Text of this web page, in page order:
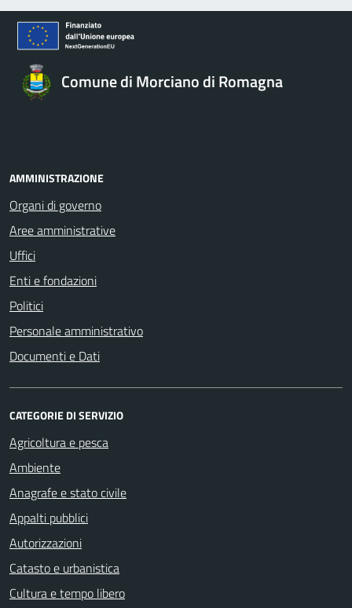
Comune di Morciano di Romagna
AMMINISTRAZIONE
Organi di governo
Aree amministrative
Uffici
Enti e fondazioni
Politici
Personale amministrativo
Documenti e Dati
CATEGORIE DI SERVIZIO
Agricoltura e pesca
Ambiente
Anagrafe e stato civile
Appalti pubblici
Autorizzazioni
Catasto e urbanistica
Cultura e tempo libero